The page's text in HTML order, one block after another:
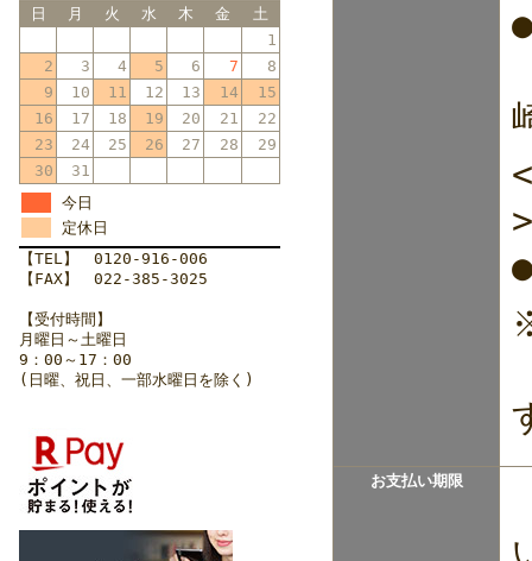
日
月 火 水 木 金
土
1
2
3 4 5 6 7
8
9
10 11 12 13 14
15
16
17 18 19 20 21
22
23
24 25 26 27 28
29
30
31
今日
定休日
【TEL】 0120-916-006
【FAX】 022-385-3025
【受付時間】
月曜日～土曜日
9：00～17：00
(日曜、祝日、一部水曜日を除く)
>
お支払い期限